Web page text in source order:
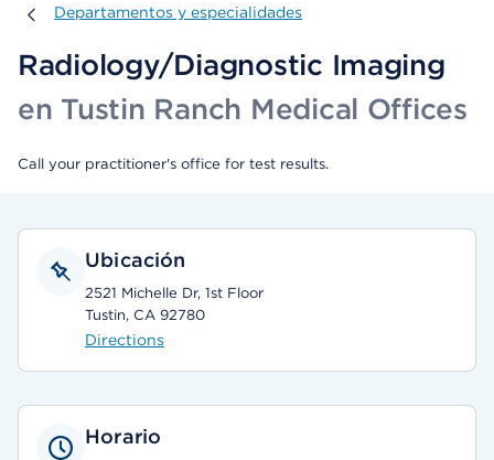
Departamentos y especialidades
Departamentos y especialidades
Radiology/Diagnostic Imaging
en Tustin Ranch Medical Offices
Call your practitioner's office for test results.
Ubicación
2521 Michelle Dr, 1st Floor
Tustin, CA 92780
Directions
Horario